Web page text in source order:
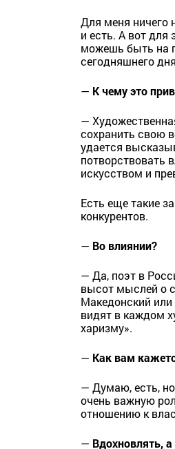
Для меня ничего
и есть. А вот
можешь быть на
сегодняшнего
— К чему это
—
сохранить свою
удается
потворствовать
искусством и
Есть еще такие
конкурентов.
— Во влиянии?
— Да, поэт в
высот мыслей о
Македонский или
видят в каждом
харизму».
— Как вам
— Думаю, есть,
очень важную
отношению к
— Вдохновлять, а